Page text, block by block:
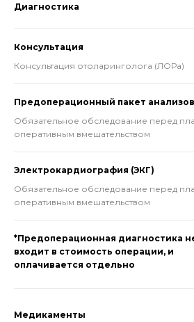
Диагностика
Консультация
Консультация отоларинголога (ЛОРа)
Предоперационный пакет анализов
Обязательное обследование перед
оперативным вмешательством
Электрокардиография (ЭКГ)
Обязательное обследование перед
оперативным вмешательством
*Предоперационная диагностика
входит в стоимость операции, и
оплачивается отдельно
Медикаменты